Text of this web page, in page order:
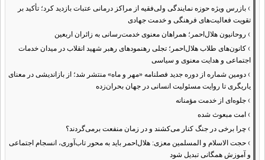
› بازرس ویژه حوزه نمایندگی ولی‌فقیه از مراکز درمانی عتبات بازدید کرد؛ تأکید بر
تقویت فعالیت‌های فرهنگی و خدمت جهادی
› روحانیون هلال‌احمر؛ همراهان معنوی خدمت‌رسانی به زائران اربعین
› کانون‌های طلاب هلال‌احمر؛ تجلی رهنمودهای رهبر شهید انقلاب در میدان خدمات
اجتماعی و هدایت معنوی و سیاسی
› دومین شماره از دوره جدید فصلنامه «مهر و ماه» منتشر شد؛ از بازاندیشی در معنای
یاریگری تا روایت مسئولیت انسانی در جهان بحران‌زده
› جلوه‌ای از خدمت مؤمنانه
› امت مبعوث شده
› چرا برخی در جنگ کنار می‌کشند و در زمان منفعت برمی‌گردند؟
› حجت الاسلام و المسلمین معزی: هلال‌احمر باید به محور تاب‌آوری، انسجام اجتماعی
و آموزش همگانی تبدیل شود